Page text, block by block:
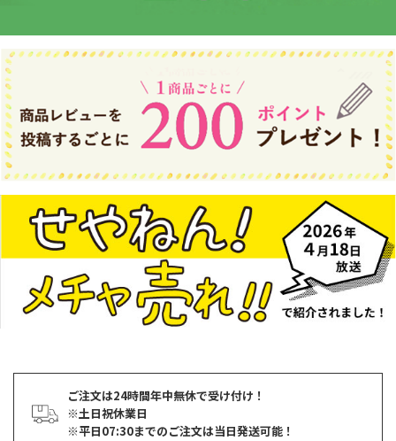
ご注文は24時間年中無休で受け付け！
※土日祝休業日
※平日07:30までのご注文は当日発送可能！